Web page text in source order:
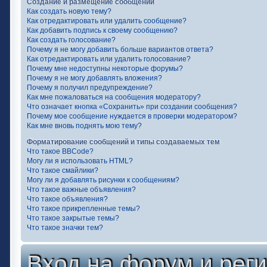
Создание и размещение сообщений
Как создать новую тему?
Как отредактировать или удалить сообщение?
Как добавить подпись к своему сообщению?
Как создать голосование?
Почему я не могу добавить больше вариантов ответа?
Как отредактировать или удалить голосование?
Почему мне недоступны некоторые форумы?
Почему я не могу добавлять вложения?
Почему я получил предупреждение?
Как мне пожаловаться на сообщения модератору?
Что означает кнопка «Сохранить» при создании сообщения?
Почему мое сообщение нуждается в проверки модератором?
Как мне вновь поднять мою тему?
Форматирование сообщений и типы создаваемых тем
Что такое BBCode?
Могу ли я использовать HTML?
Что такое смайлики?
Могу ли я добавлять рисунки к сообщениям?
Что такое важные объявления?
Что такое объявления?
Что такое прикрепленные темы?
Что такое закрытые темы?
Что такое значки тем?